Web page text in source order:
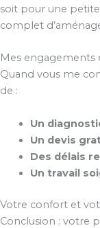
soit pour une
complet
Mes engagements
Quand vous me
de :
Un
Un devis
Des délais
Un travail
Votre confort et
Conclusion : votre